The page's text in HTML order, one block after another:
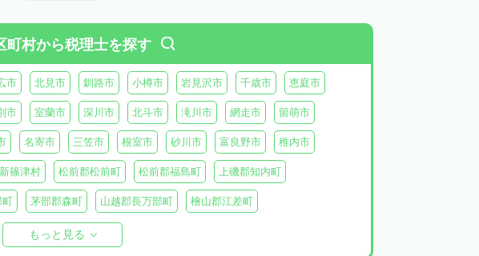
町村から税理士を探す
市 北見市 釧路市 小樽市 岩見沢市 千歳市 恵庭市
市 室蘭市 深川市 北斗市 滝川市 網走市 留萌市
名寄市 三笠市 根室市 砂川市 富良野市 稚内市
篠津村 松前郡松前町 松前郡福島町 上磯郡知内町
町 茅部郡森町 山越郡長万部町 檜山郡江差町
奥尻郡奥尻町
もっと見る